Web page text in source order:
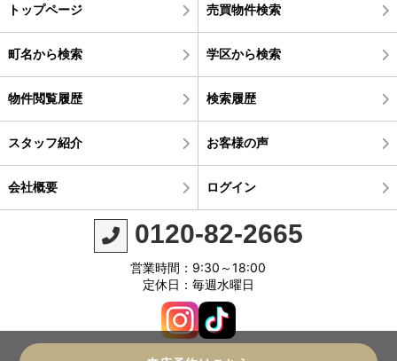
トップページ 売買物件検索
町名から検索 学区から検索
物件閲覧履歴 検索履歴
スタッフ紹介 お客様の声
会社概要 ログイン
0120-82-2665
営業時間：9:30～18:00
定休日：毎週水曜日